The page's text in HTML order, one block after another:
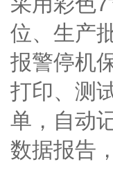
位、生产
报警停机
打印、测
单，自动
数据报告